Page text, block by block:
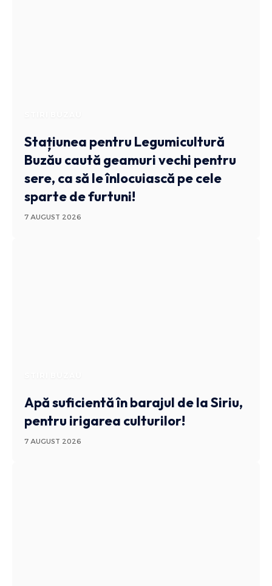
Stațiunea pentru Legumicultură
Buzău caută geamuri vechi pentru
sere, ca să le înlocuiască pe cele
sparte de furtuni!
7 AUGUST 2026
Apă suficientă în barajul de la Siriu,
pentru irigarea culturilor!
7 AUGUST 2026